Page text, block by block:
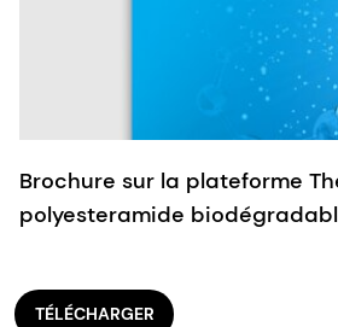
Brochure sur la plateforme
polyesteramide
TÉLÉCHARGER